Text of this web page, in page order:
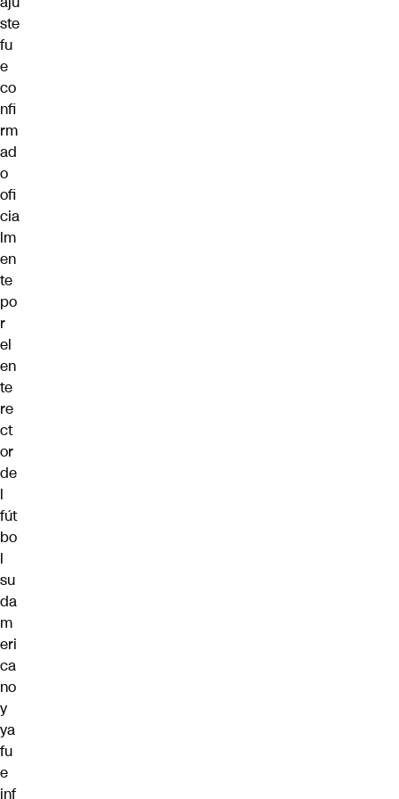
ste
fu
e
co
nfi
rm
ad
o
ofi
cia
lm
en
te
po
r
el
en
te
re
ct
or
de
l
fút
bo
l
su
da
m
eri
ca
no
y
ya
fu
e
inf